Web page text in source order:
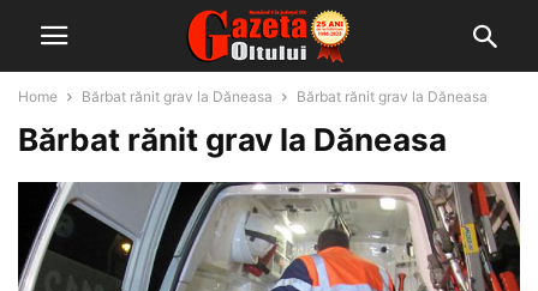
Home Bărbat rănit grav la Dăneasa Bărbat rănit grav la Dăneasa
Bărbat rănit grav la Dăneasa